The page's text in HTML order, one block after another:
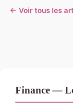
← Voir tous les
Finance —